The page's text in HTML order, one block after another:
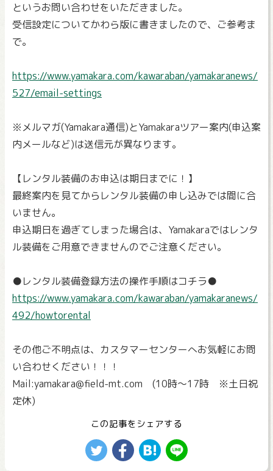
というお問い合わせをいただきました。
受信設定についてかわら版に書きましたので、ご参考ま
で。
https://www.yamakara.com/kawaraban/yamakaranews/
527/email-settings
※メルマガ(Yamakara通信)とYamakaraツアー案内(申込案
内メールなど)は送信元が異なります。
【レンタル装備のお申込は期日までに！】
最終案内を見てからレンタル装備の申し込みでは間に合
いません。
申込期日を過ぎてしまった場合は、Yamakaraではレンタ
ル装備をご用意できませんのでご注意ください。
●レンタル装備登録方法の操作手順はコチラ●
https://www.yamakara.com/kawaraban/yamakaranews/
492/howtorental
その他ご不明点は、カスタマーセンターへお気軽にお問
い合わせください！！！
Mail:yamakara@field-mt.com (10時～17時 ※土日祝
定休)
この記事をシェアする